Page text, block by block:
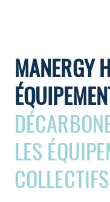
MANERGY
LES
COLLECTIFS